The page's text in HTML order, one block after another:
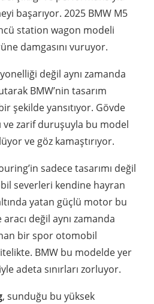
başarıyor. 2025 BMW M5
station wagon modeli
damgasını vuruyor.
değil aynı zamanda
BMW’nin tasarım
şekilde yansıtıyor. Gövde
ve zarif duruşuyla bu model
ve göz kamaştırıyor.
sadece tasarımı değil
severleri kendine hayran
yatan güçlü motor bu
değil aynı zamanda
bir spor otomobil
BMW bu modelde yer
adeta sınırları zorluyor.
, sunduğu bu yüksek